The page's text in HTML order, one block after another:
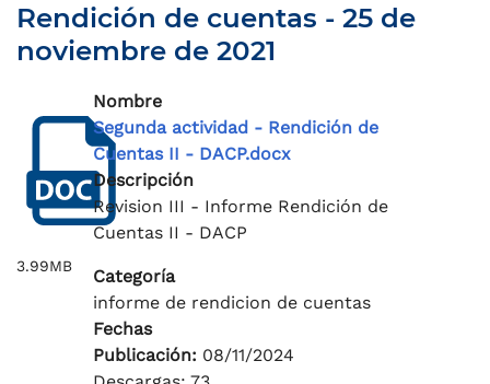
Rendición de cuentas - 25 de
noviembre de 2021
3.99MB
Nombre
Segunda actividad - Rendición de
Cuentas II - DACP.docx
Descripción
Revision III - Informe Rendición de
Cuentas II - DACP
Categoría
informe de rendicion de cuentas
Fechas
Publicación: 08/11/2024